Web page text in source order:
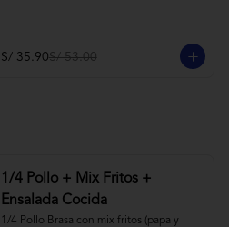
S/ 35.90S/ 53.00
1/4 Pollo + Mix Fritos +
Ensalada Cocida
1/4 Pollo Brasa con mix fritos (papa y